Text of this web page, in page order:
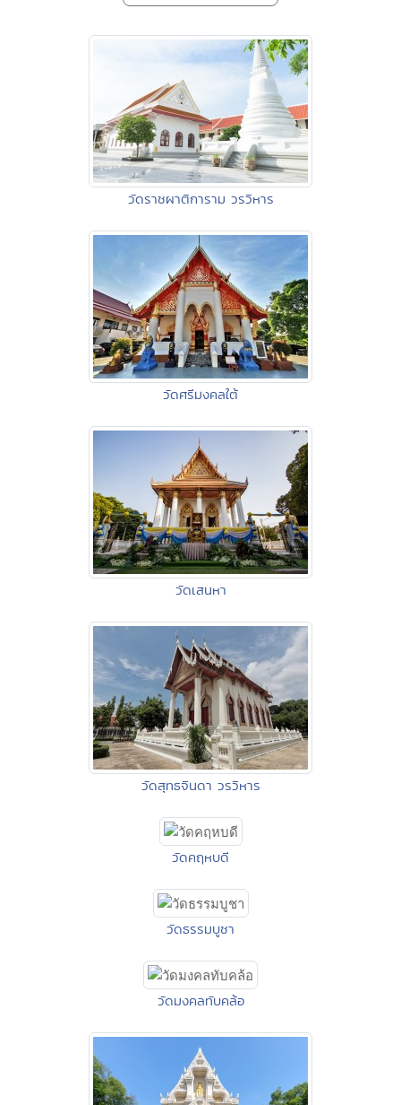
วัดราชผาติการาม วรวิหาร
วัดศรีมงคลใต้
วัดเสนหา
วัดสุทธจินดา วรวิหาร
วัดคฤหบดี
วัดธรรมบูชา
วัดมงคลทับคล้อ